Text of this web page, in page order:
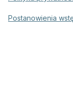
Postanowienia